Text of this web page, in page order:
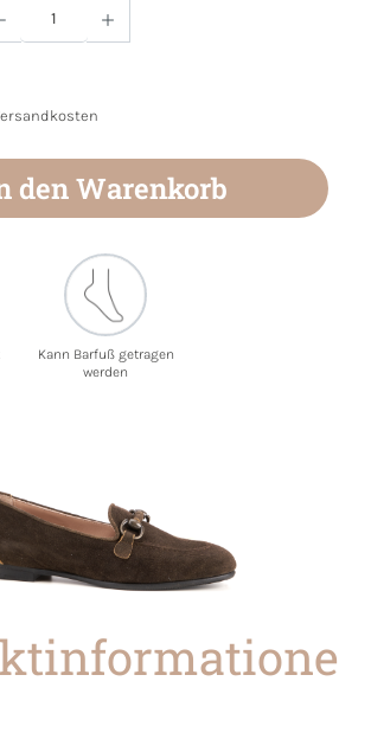
Gib den gewünschten
den Warenkorb
Kann Barfuß getragen
werden